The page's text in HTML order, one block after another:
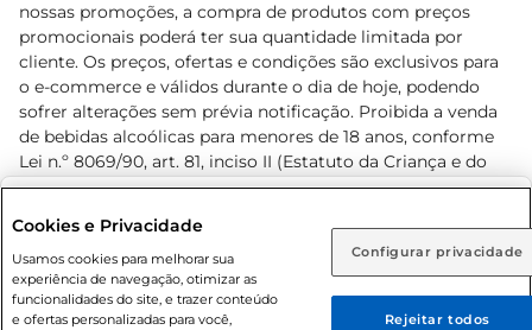
Rio de Janeiro (RJ) Goiás (GO)
Ou
nossas promoções, a compra de produtos com preços
promocionais poderá ter sua quantidade limitada por
cliente. Os preços, ofertas e condições são exclusivos para
o e-commerce e válidos durante o dia de hoje, podendo
sofrer alterações sem prévia notificação. Proibida a venda
de bebidas alcoólicas para menores de 18 anos, conforme
Lei n.º 8069/90, art. 81, inciso II (Estatuto da Criança e do
Adolescente). Preços e condições exclusivos para o
prévio. O valor mínimo para as compras on-line é de R$
80,00.
Cookies e Privacidade
Usamos cookies para melhorar sua
experiência de navegação, otimizar as
funcionalidades do site, e trazer conteúdo
e ofertas personalizadas para você,
Configurar privacidade
Rejeitar todos